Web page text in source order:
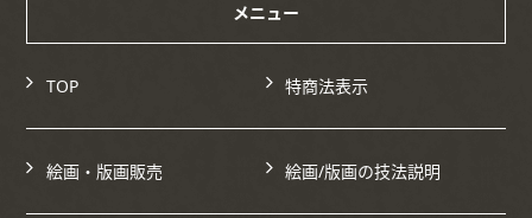
メニュー
TOP 特商法表示
絵画・版画販売 絵画/版画の技法説明